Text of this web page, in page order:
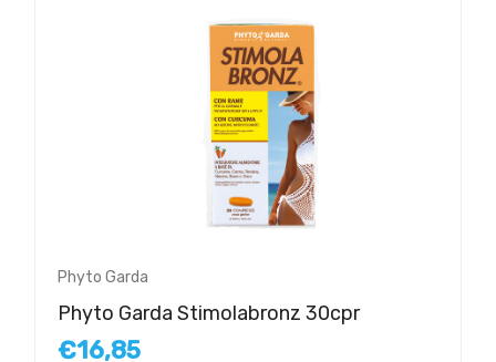
Phyto Garda
Phyto Garda Stimolabronz 30cpr
€16,85